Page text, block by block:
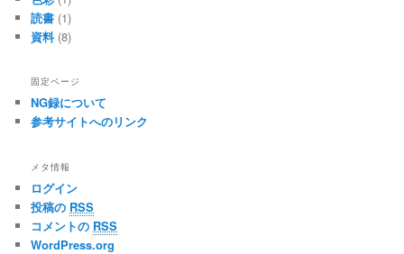
読書 (1)
資料(8)
固定ページ
NG録について
参考サイトへのリンク
メタ情報
ログイン
投稿の RSS
コメントの RSS
WordPress.org